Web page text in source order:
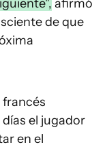
afirmó
de que
el jugador
en el